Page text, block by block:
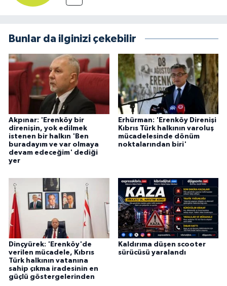
Bunlar da ilginizi çekebilir
Akpınar: 'Erenköy bir
direnişin, yok edilmek
istenen bir halkın 'Ben
buradayım ve var olmaya
devam edeceğim' dediği
yer
Erhürman: 'Erenköy Direnişi
Kıbrıs Türk halkının varoluş
mücadelesinde dönüm
noktalarından biri'
Dinçyürek: 'Erenköy'de
verilen mücadele, Kıbrıs
Türk halkının vatanına
sahip çıkma iradesinin en
güçlü göstergelerinden
Kaldırıma düşen scooter
sürücüsü yaralandı